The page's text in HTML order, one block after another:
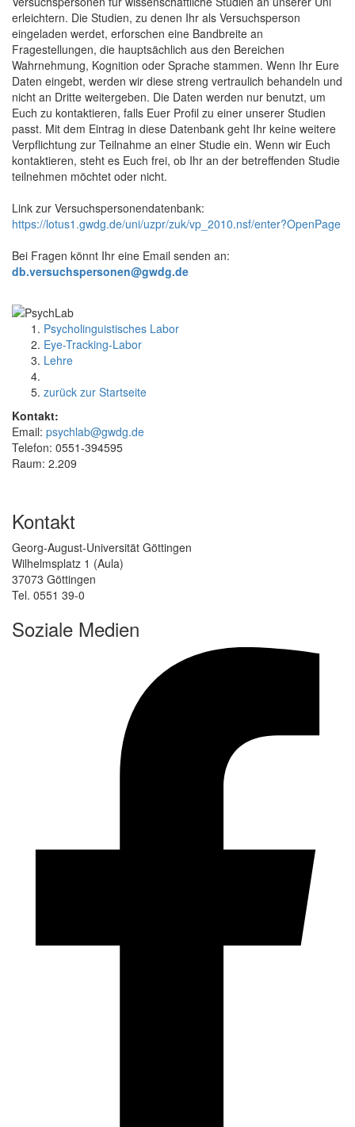
erleichtern. Die Studien, zu denen Ihr als Versuchsperson
eingeladen werdet, erforschen eine Bandbreite an
Fragestellungen, die hauptsächlich aus den Bereichen
Wahrnehmung, Kognition oder Sprache stammen. Wenn Ihr Eure
Daten eingebt, werden wir diese streng vertraulich behandeln und
nicht an Dritte weitergeben. Die Daten werden nur benutzt, um
Euch zu kontaktieren, falls Euer Profil zu einer unserer Studien
passt. Mit dem Eintrag in diese Datenbank geht Ihr keine weitere
Verpflichtung zur Teilnahme an einer Studie ein. Wenn wir Euch
kontaktieren, steht es Euch frei, ob Ihr an der betreffenden Studie
teilnehmen möchtet oder nicht.
Link zur Versuchspersonendatenbank:
https://lotus1.gwdg.de/uni/uzpr/zuk/vp_2010.nsf/enter?OpenPage
Bei Fragen könnt Ihr eine Email senden an:
db.versuchspersonen@gwdg.de
Psycholinguistisches Labor
Eye-Tracking-Labor
Lehre
zurück zur Startseite
Kontakt:
Email: psychlab@gwdg.de
Telefon: 0551-394595
Raum: 2.209
Kontakt
Georg-August-Universität Göttingen
Wilhelmsplatz 1 (Aula)
37073 Göttingen
Tel. 0551 39-0
Soziale Medien